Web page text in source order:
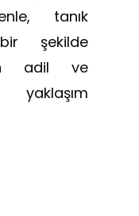
tanık
şekilde
adil ve